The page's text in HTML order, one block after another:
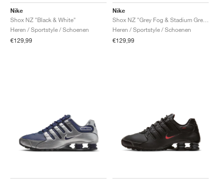
Nike
Shox NZ "Black & White"
Heren / Sportstyle / Schoenen
€129,99
Nike
Heren / Sportstyle / Schoenen
€129,99